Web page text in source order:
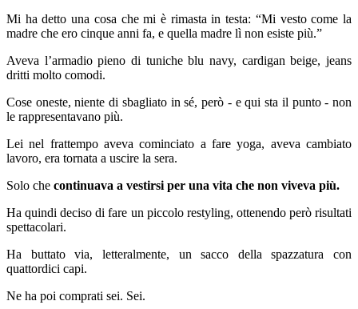
Mi ha detto una cosa che mi è rimasta in testa: “Mi vesto come la
madre che ero cinque anni fa, e quella madre lì non esiste più.”
Aveva l’armadio pieno di tuniche blu navy, cardigan beige, jeans
dritti molto comodi.
Cose oneste, niente di sbagliato in sé, però - e qui sta il punto - non
le rappresentavano più.
Lei nel frattempo aveva cominciato a fare yoga, aveva cambiato
lavoro, era tornata a uscire la sera.
Solo che continuava a vestirsi per una vita che non viveva più.
Ha quindi deciso di fare un piccolo restyling, ottenendo però risultati
spettacolari.
Ha buttato via, letteralmente, un sacco della spazzatura con
quattordici capi.
Ne ha poi comprati sei. Sei.